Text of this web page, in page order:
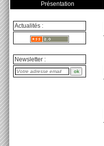
Présentation
Actualités :
Newsletter :